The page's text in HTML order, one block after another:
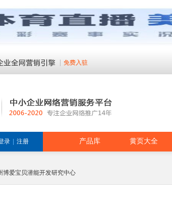
免费入驻
录 注册 产品库 黄页大全
博爱宝贝潜能开发研究中心